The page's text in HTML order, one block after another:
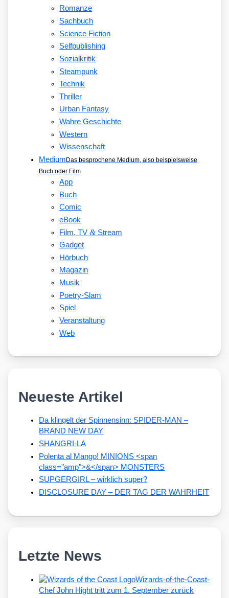
Romanze
Sachbuch
Science Fiction
Selfpublishing
Sozialkritik
Steampunk
Technik
Thriller
Urban Fantasy
Wahre Geschichte
Western
Wissenschaft
Medium Das besprochene Medium, also beispielsweise
Buch oder Film
App
Buch
Comic
eBook
Film, TV&Stream
Gadget
Hörbuch
Magazin
Musik
Poetry-Slam
Spiel
Veranstaltung
Web
Neueste Artikel
Da klingelt der Spinnensinn: SPIDER-MAN –
BRAND NEW DAY
SHANGRI-LA
Polenta al Mango! MINIONS <span
class="amp">&</span> MONSTERS
SUPGERGIRL – wirklich super?
DISCLOSURE DAY – DER TAG DER WAHRHEIT
Letzte News
Wizards-of-the-Coast-
Chef John Hight tritt zum 1. September zurück